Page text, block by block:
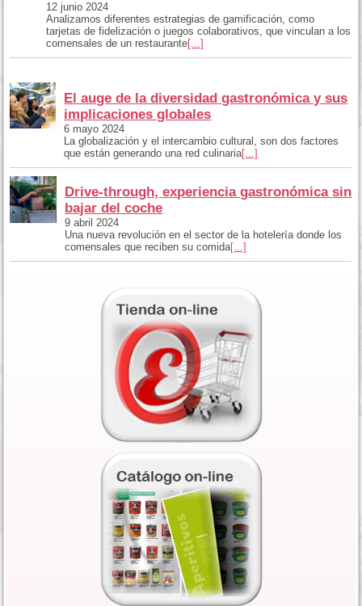
12 junio 2024
Analizamos diferentes estrategias de gamificación, como
tarjetas de fidelización o juegos colaborativos, que vinculan a los
comensales de un restaurante[...]
El auge de la diversidad gastronómica y sus
implicaciones globales
6 mayo 2024
La globalización y el intercambio cultural, son dos factores
que están generando una red culinaria[...]
Drive-through, experiencia gastronómica sin
bajar del coche
9 abril 2024
Una nueva revolución en el sector de la hotelería donde los
comensales que reciben su comida[...]